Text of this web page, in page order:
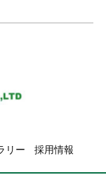
リー 採用情報